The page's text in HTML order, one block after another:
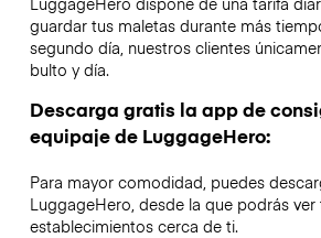
guardar tus maletas durante más
segundo día, nuestros clientes
bulto y día.
Descarga gratis la app de
equipaje de LuggageHero:
Para mayor comodidad, puedes
LuggageHero, desde la que podrás
establecimientos cerca de ti.